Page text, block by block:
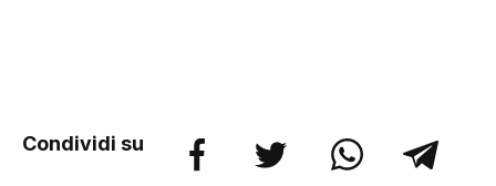
Condividi su